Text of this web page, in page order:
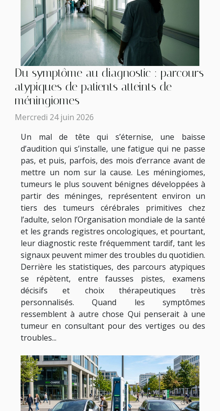
Du symptôme au diagnostic : parcours
atypiques de patients atteints de
méningiomes
Mercredi 24 juin 2026
Un mal de tête qui s’éternise, une baisse
d’audition qui s’installe, une fatigue qui ne passe
pas, et puis, parfois, des mois d’errance avant de
mettre un nom sur la cause. Les méningiomes,
tumeurs le plus souvent bénignes développées à
partir des méninges, représentent environ un
tiers des tumeurs cérébrales primitives chez
l’adulte, selon l’Organisation mondiale de la santé
et les grands registres oncologiques, et pourtant,
leur diagnostic reste fréquemment tardif, tant les
signaux peuvent mimer des troubles du quotidien.
Derrière les statistiques, des parcours atypiques
se répètent, entre fausses pistes, examens
décisifs et choix thérapeutiques très
personnalisés. Quand les symptômes
ressemblent à autre chose Qui penserait à une
tumeur en consultant pour des vertiges ou des
troubles...